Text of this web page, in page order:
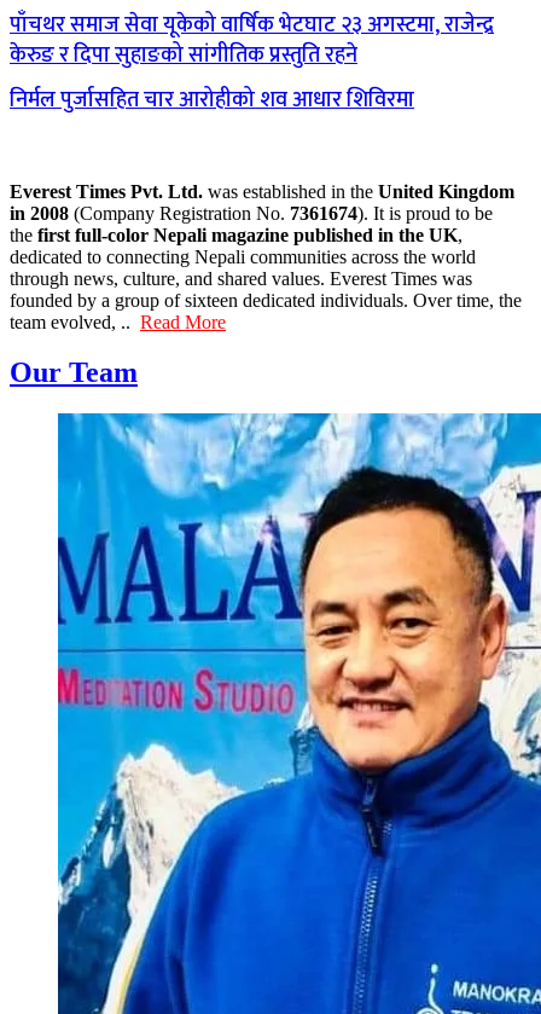
पाँचथर समाज सेवा यूकेको वार्षिक भेटघाट २३ अगस्टमा, राजेन्द्र
केरुङ र दिपा सुहाङको सांगीतिक प्रस्तुति रहने
निर्मल पुर्जासहित चार आरोहीको शव आधार शिविरमा
Everest Times Pvt. Ltd. was established in the United Kingdom
in 2008 (Company Registration No. 7361674). It is proud to be
the first full-color Nepali magazine published in the UK,
dedicated to connecting Nepali communities across the world
through news, culture, and shared values. Everest Times was
founded by a group of sixteen dedicated individuals. Over time, the
team evolved, .. Read More
Our Team